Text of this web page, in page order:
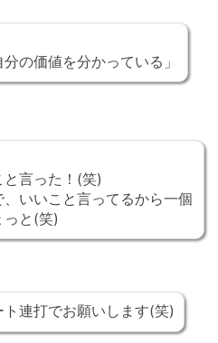
分の価値を分かっている」
言った！(笑)
いいこと言ってるから一個
っと(笑)
連打でお願いします(笑)